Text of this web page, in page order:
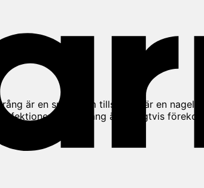
är en smärtsam tillstånd där en
Nageltrång är vanligtvis